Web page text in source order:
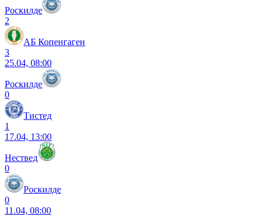
Роскилде
2
АБ Копенгаген
3
25.04, 08:00
Роскилде
0
Тистед
1
17.04, 13:00
Нествед
0
Роскилде
0
11.04, 08:00